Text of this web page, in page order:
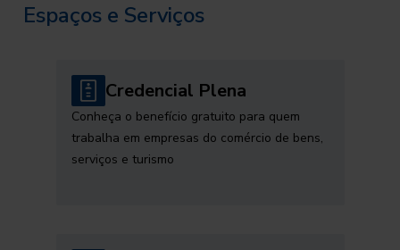
Espaços e Serviços
Credencial Plena
Conheça o benefício gratuito para quem
trabalha em empresas do comércio de bens,
serviços e turismo